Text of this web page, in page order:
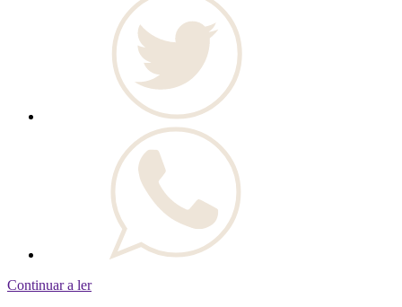
Continuar a ler